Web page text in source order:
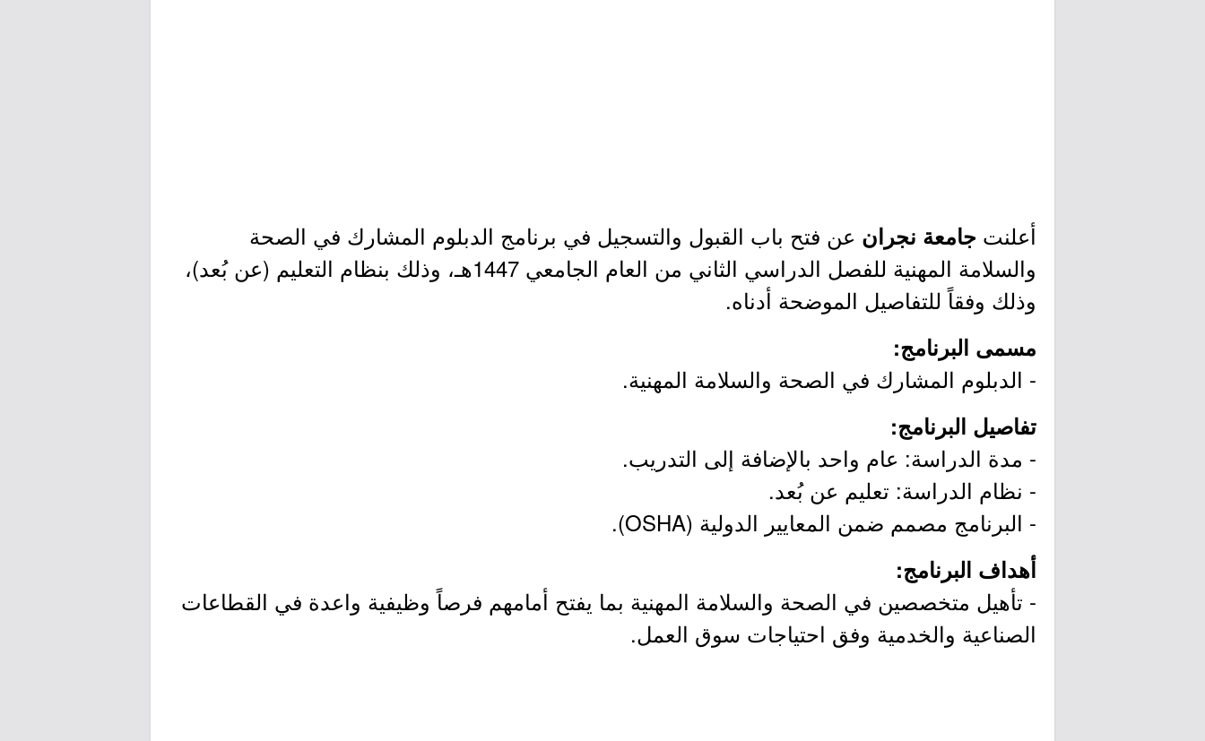
أعلنت جامعة نجران عن فتح باب القبول والتسجيل في برنامج الدبلوم المشارك في الصحة
والسلامة المهنية للفصل الدراسي الثاني من العام الجامعي 1447هـ، وذلك بنظام التعليم (عن بُعد)،
وذلك وفقاً للتفاصيل الموضحة أدناه.
مسمى البرنامج:
- الدبلوم المشارك في الصحة والسلامة المهنية.
تفاصيل البرنامج:
- مدة الدراسة: عام واحد بالإضافة إلى التدريب.
- نظام الدراسة: تعليم عن بُعد.
- البرنامج مصمم ضمن المعايير الدولية (OSHA).
أهداف البرنامج:
- تأهيل متخصصين في الصحة والسلامة المهنية بما يفتح أمامهم فرصاً وظيفية واعدة في القطاعات
الصناعية والخدمية وفق احتياجات سوق العمل.